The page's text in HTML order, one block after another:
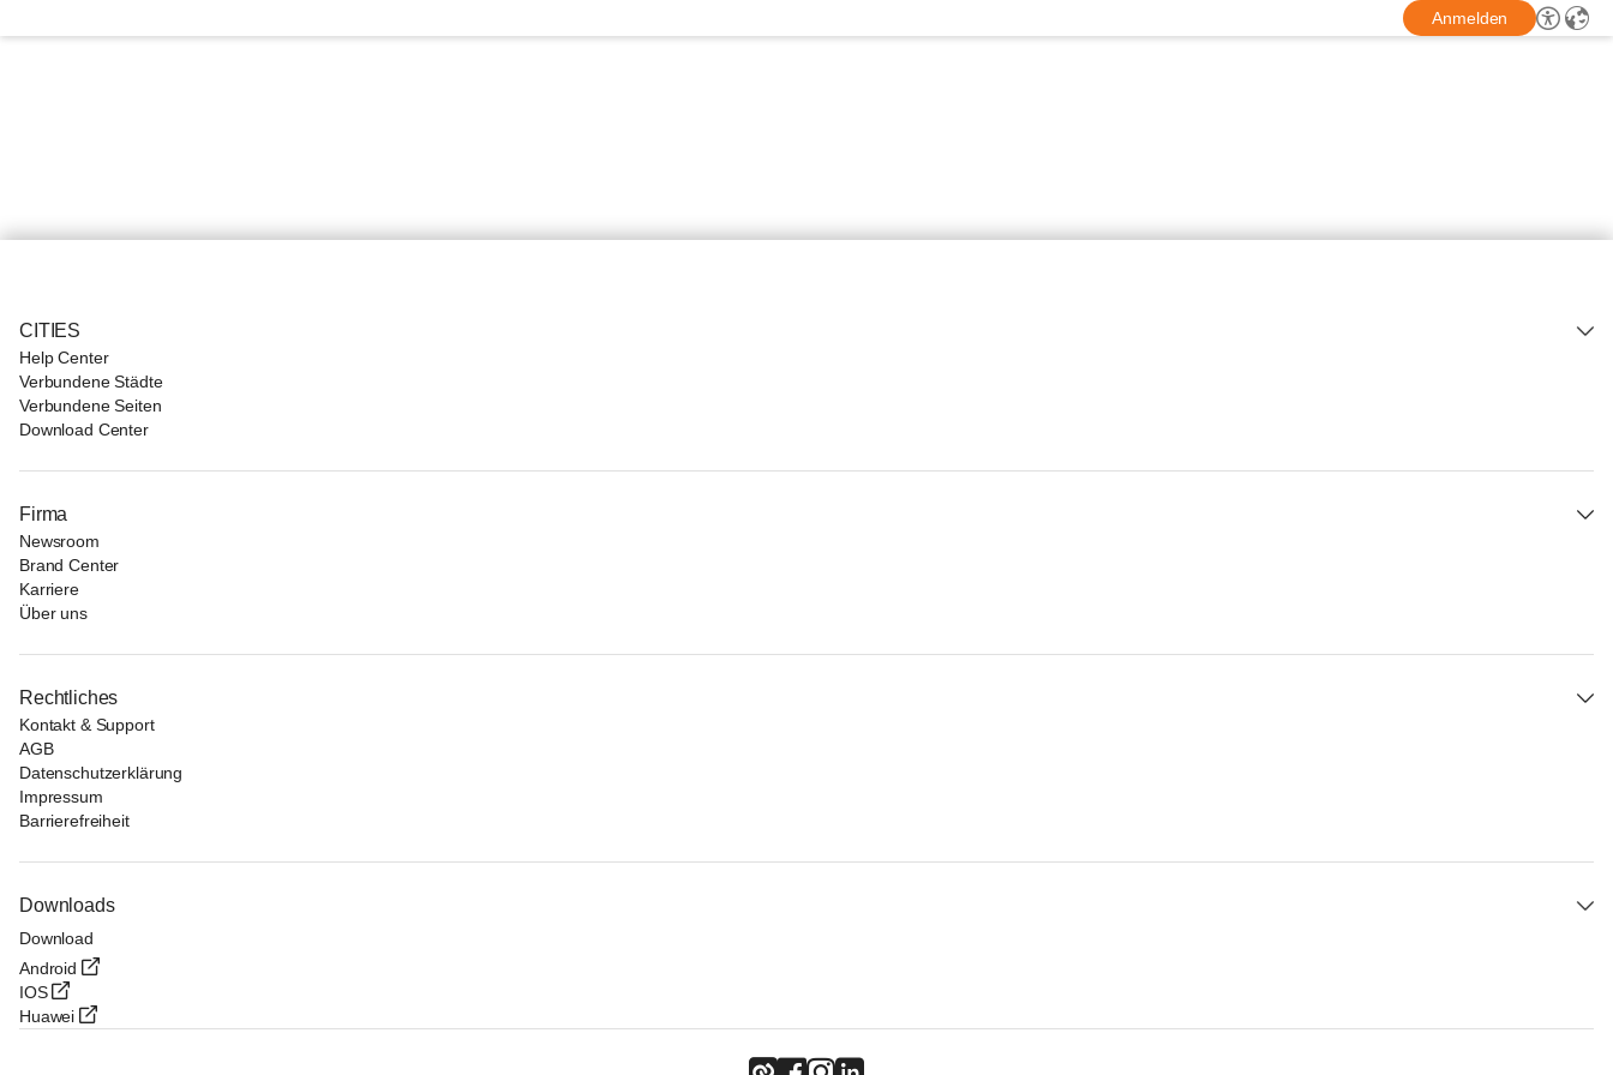
Anmelden
CITIES
Help Center
Verbundene Städte
Verbundene Seiten
Download Center
Firma
Newsroom
Brand Center
Karriere
Über uns
Rechtliches
Kontakt & Support
AGB
Datenschutzerklärung
Impressum
Barrierefreiheit
Downloads
Download
Android
IOS
Huawei